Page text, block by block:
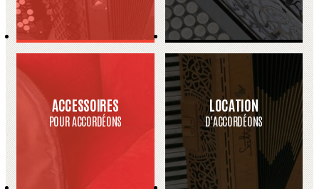
ACCESSOIRES
POUR ACCORDÉONS
LOCATION
D’ACCORDÉONS